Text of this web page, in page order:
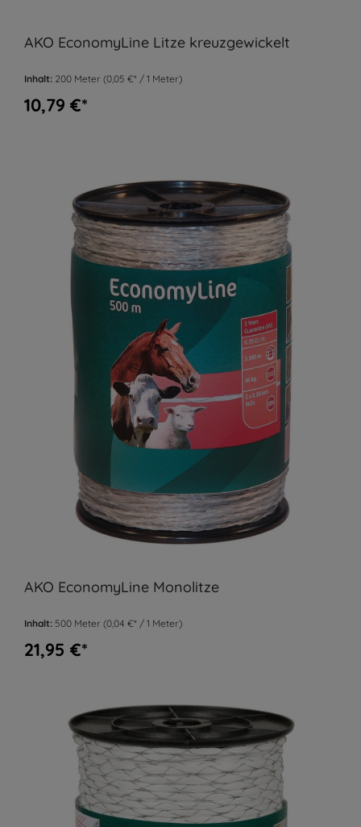
AKO EconomyLine Litze kreuzgewickelt
Inhalt: 200 Meter (0,05 €* / 1 Meter)
10,79 €*
AKO EconomyLine Monolitze
Inhalt: 500 Meter (0,04 €* / 1 Meter)
21,95 €*